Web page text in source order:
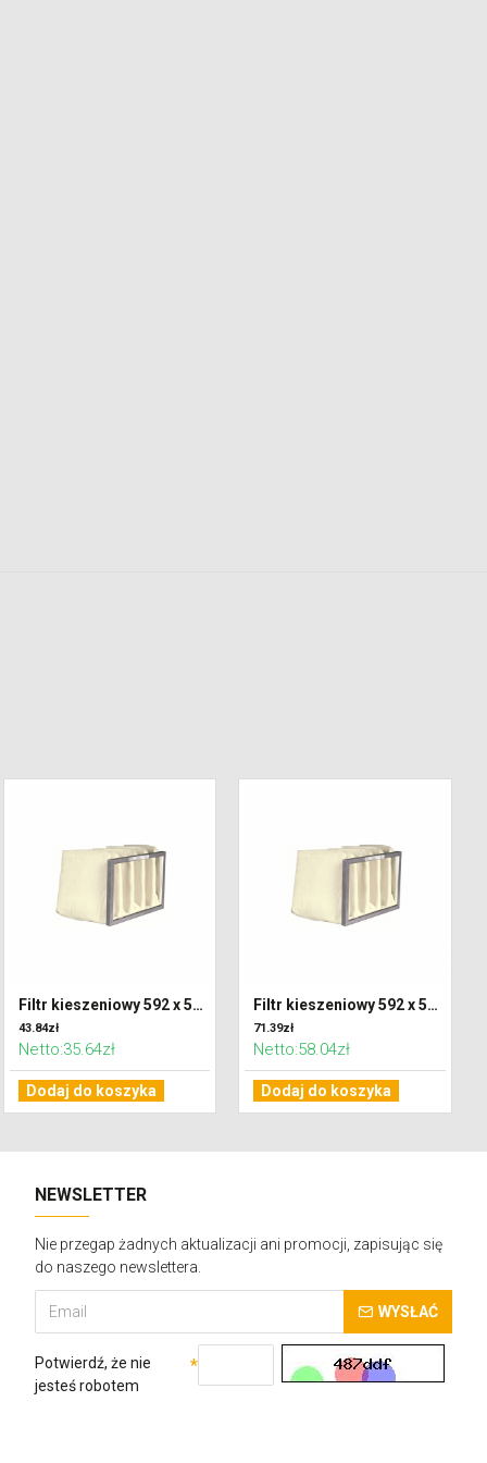
Filtr kieszeniowy 592 x 592 x 300 klasa G4 (Coarse 65%)
43.84zł
Netto:35.64zł
Dodaj do koszyka
Filtr kieszeniowy 592 x 592 x 600 klasa F7 (ePM2,5)
71.39zł
Netto:58.04zł
Dodaj do koszyka
NEWSLETTER
Nie przegap żadnych aktualizacji ani promocji, zapisując się
do naszego newslettera.
WYSŁAĆ
Potwierdź, że nie
jesteś robotem